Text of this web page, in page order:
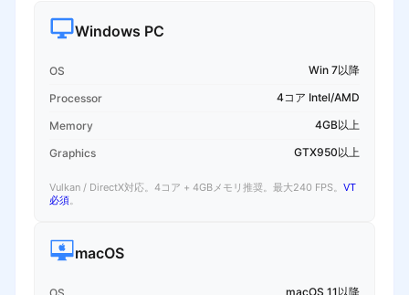
Windows PC
OS Win 7以降
Processor 4コア Intel/AMD
Memory 4GB以上
Graphics GTX950以上
Vulkan / DirectX対応。4コア + 4GBメモリ推奨。最大240 FPS。 VT
必須。
macOS
macOS 11以降